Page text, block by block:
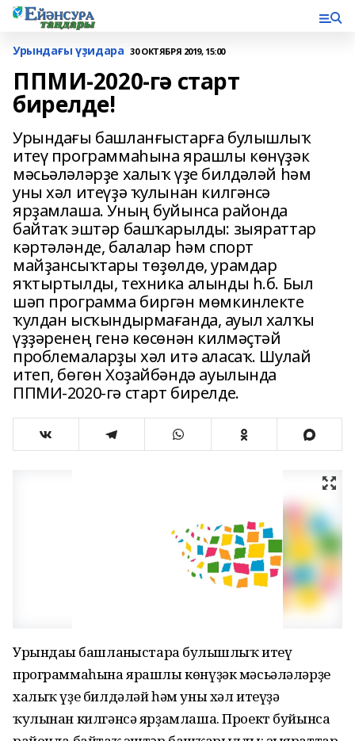
Урындағы үҙидара 30 ОКТЯБРЯ 2019, 15:00
ППМИ-2020-гә старт
бирелде!
Урындағы башланғыстарға булышлыҡ
итеү программаһына ярашлы көнүҙәк
мәсьәләләрҙе халыҡ үҙе билдәләй һәм
уны хәл итеүҙә ҡулынан килгәнсә
ярҙамлаша. Уның буйынса районда
байтаҡ эштәр башҡарылды: зыяраттар
кәртәләнде, балалар һәм спорт
майҙансыҡтары төҙөлдө, урамдар
яҡтыртылды, техника алынды һ.б. Был
шәп программа биргән мөмкинлекте
ҡулдан ысҡындырмағанда, ауыл халҡы
үҙҙәренең генә көсөнән килмәҫтәй
проблемаларҙы хәл итә аласаҡ. Шулай
итеп, бөгөн Хоҙайбәндә ауылында
ППМИ-2020-гә старт бирелде.
Урындағы башланғыстарға булышлыҡ итеү
программаһына ярашлы көнүҙәк мәсьәләләрҙе
халыҡ үҙе билдәләй һәм уны хәл итеүҙә
ҡулынан килгәнсә ярҙамлаша. Проект буйынса